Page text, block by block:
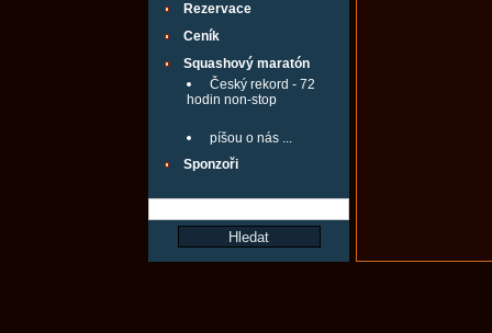
Rezervace
Ceník
Squashový maratón
Český rekord - 72
hodin non-stop
píšou o nás ...
Sponzoři